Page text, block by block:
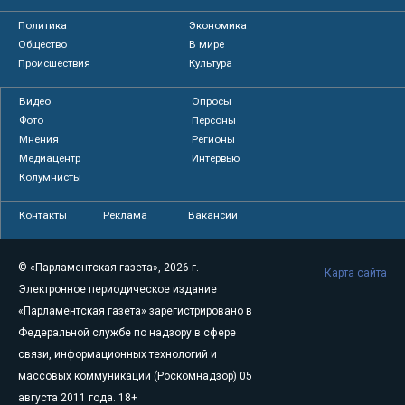
Политика
Экономика
Общество
В мире
Происшествия
Культура
Видео
Опросы
Фото
Персоны
Мнения
Регионы
Медиацентр
Интервью
Колумнисты
Контакты Реклама Вакансии
© «Парламентская газета», 2026 г.
Электронное периодическое издание
«Парламентская газета» зарегистрировано в
Федеральной службе по надзору в сфере
связи, информационных технологий и
массовых коммуникаций (Роскомнадзор) 05
августа 2011 года. 18+
Карта сайта